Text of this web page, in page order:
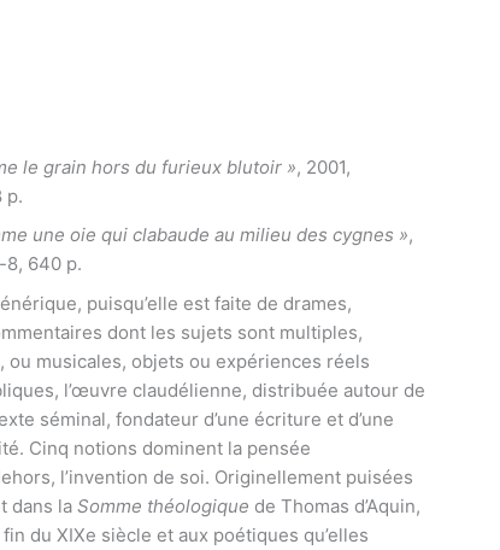
le grain hors du furieux blutoir », 2001,
p.
une oie qui clabaude au milieu des cygnes »,
8, 640 p.
puisqu’elle est faite de drames,
dont les sujets sont multiples,
musicales, objets ou expériences réels
l’œuvre claudélienne, distribuée autour de
séminal, fondateur d’une écriture et d’une
Cinq notions dominent la pensée
l’invention de soi. Originellement puisées
dans la Somme théologique de Thomas d’Aquin,
du XIXe siècle et aux poétiques qu’elles